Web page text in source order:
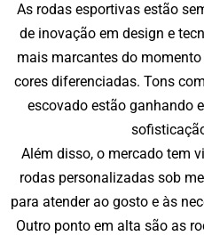
As rodas esportivas estão
de inovação em design e
mais marcantes do
cores diferenciadas. Tons
escovado estão ganhando
Além disso, o mercado tem
rodas personalizadas sob
para atender ao gosto e às
Outro ponto em alta são as